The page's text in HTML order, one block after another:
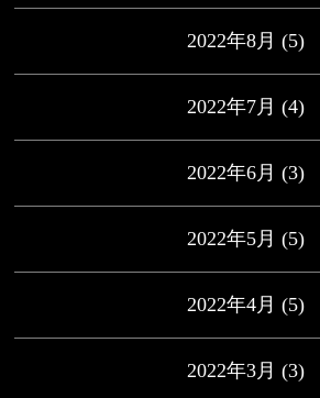
2022年8月 (5)
2022年7月 (4)
2022年6月 (3)
2022年5月 (5)
2022年4月 (5)
2022年3月 (3)